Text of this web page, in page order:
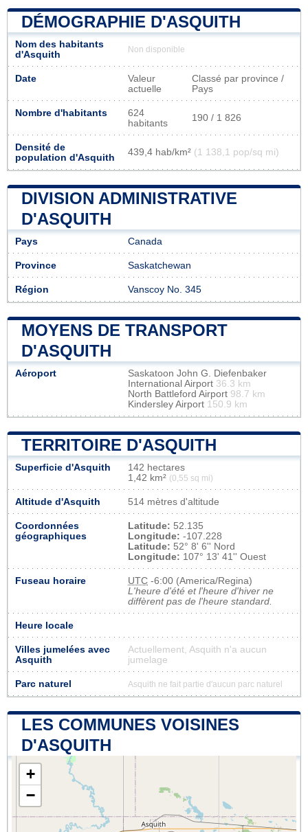
DÉMOGRAPHIE D'ASQUITH
Nom des habitants
d'Asquith
Non disponible
Date
Valeur
actuelle
Classé par province /
Pays
Nombre d'habitants
624
habitants
190 / 1 826
Densité de
population d'Asquith
439,4 hab/km² (1 138,1 pop/sq mi)
DIVISION ADMINISTRATIVE
D'ASQUITH
Pays Canada
Province Saskatchewan
Région Vanscoy No. 345
MOYENS DE TRANSPORT
D'ASQUITH
Aéroport
Saskatoon John G. Diefenbaker
International Airport 36.3 km
North Battleford Airport 98.7 km
Kindersley Airport 150.9 km
TERRITOIRE D'ASQUITH
Superficie d'Asquith
142 hectares
1,42 km² (0,55 sq mi)
Altitude d'Asquith 514 mètres d'altitude
Coordonnées
géographiques
Latitude: 52.135
Longitude: -107.228
Latitude: 52° 8' 6'' Nord
Longitude: 107° 13' 41'' Ouest
Fuseau horaire UTC -6:00 (America/Regina)
L'heure d'été et l'heure d'hiver ne
diffèrent pas de l'heure standard.
Heure locale
Villes jumelées avec
Asquith
Actuellement, Asquith n'a aucun
jumelage
Parc naturel Asquith ne fait partie d'aucun parc naturel
LES COMMUNES VOISINES
D'ASQUITH
+
−